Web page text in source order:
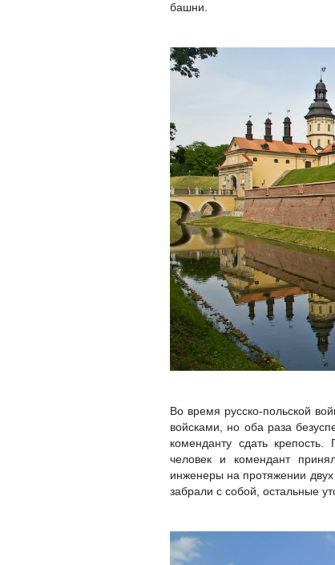
башни.
Во время русско-польской
войсками, но оба раза
коменданту сдать
человек и комендант
инженеры на протяжении
забрали с собой, остальные